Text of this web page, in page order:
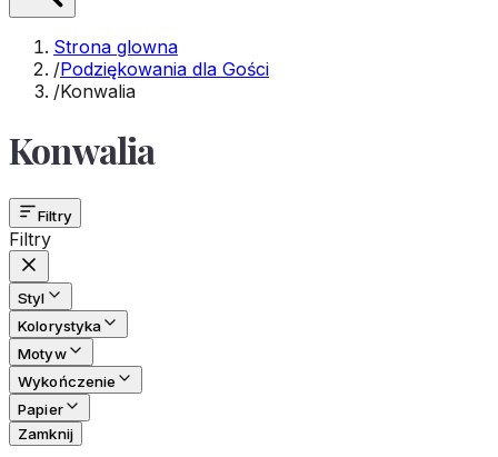
Strona glowna
/Podziękowania dla Gości
/Konwalia
Konwalia
Filtry
Filtry
Styl
Kolorystyka
Motyw
Wykończenie
Papier
Zamknij